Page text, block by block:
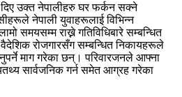
उक्त नेपालीहरु घर फर्कन सक्ने
नेपाली युवाहरूलाई विभिन्न
समयसम्म राख्ने गतिविधिबारे सम्बन्धित
रोजगारसँग सम्बन्धित निकायहरूले
माग गरेका छन्। परिवारजनले आफ्ना
सार्वजनिक गर्न समेत आग्रह गरेका